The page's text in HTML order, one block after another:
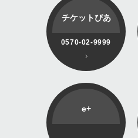
チケットぴあ
0570-02-9999
e+